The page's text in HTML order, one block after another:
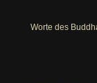
Worte des